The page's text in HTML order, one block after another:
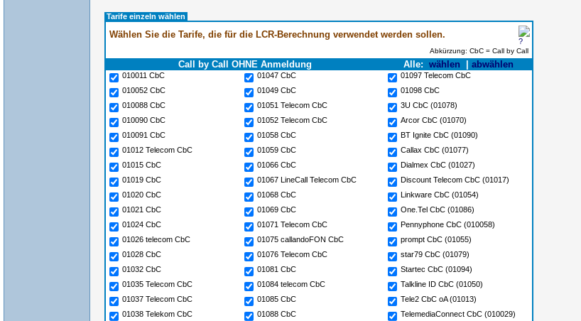
Tarife einzeln wählen
Wählen Sie die Tarife, die für die LCR-Berechnung verwendet werden sollen.
Abkürzung: CbC = Call by Call
Call by Call OHNE Anmeldung Alle: wählen abwählen
010011 CbC 01047 CbC
01097 Telecom CbC
010052 CbC
01049 CbC
01098 CbC
010088 CbC
01051 Telecom CbC
3U CbC (01078)
010090 CbC
01052 Telecom CbC
Arcor CbC (01070)
010091 CbC
01058 CbC
BT Ignite CbC (01090)
01012 Telecom CbC
01059 CbC
Callax CbC (01077)
01015 CbC
01066 CbC
Dialmex CbC (01027)
01019 CbC
01067 LineCall Telecom CbC
Discount Telecom CbC (01017)
01020 CbC
01068 CbC
Linkware CbC (01054)
01021 CbC
01069 CbC
One.Tel CbC (01086)
01024 CbC
01071 Telecom CbC
Pennyphone CbC (010058)
01026 telecom CbC
01075 callandoFON CbC
prompt CbC (01055)
01028 CbC
01076 Telecom CbC
star79 CbC (01079)
01032 CbC
01081 CbC
Startec CbC (01094)
01035 Telecom CbC
01084 telecom CbC
Talkline ID CbC (01050)
01037 Telecom CbC
01085 CbC
Tele2 CbC oA (01013)
01038 Telekom CbC
01088 CbC
TelemediaConnect CbC (010029)